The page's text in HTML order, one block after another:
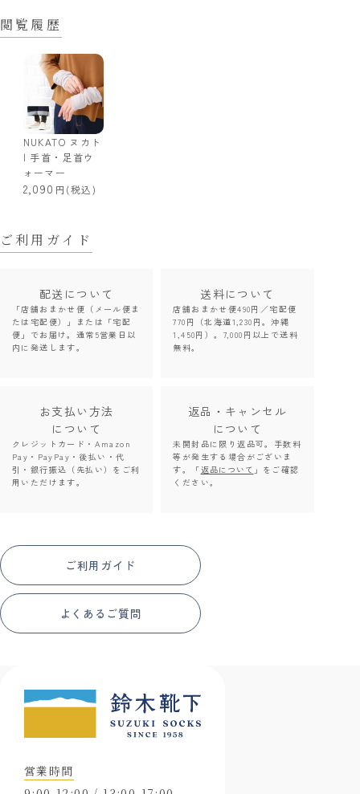
閲覧履歴
NUKATO ヌカト
| 手首・足首ウ
ォーマー
2,090 (税込)
ご利用ガイド
配送について
「店舗おまかせ便（メール便ま
たは宅配便）」または「宅配
便」でお届け。通常5営業日以
内に発送します。
送料について
店舗おまかせ便490円／宅配便
770円（北海道1,230円。沖縄
1,450円）。7,000円以上で送料
無料。
お支払い方法
について
クレジットカード・Amazon
Pay・PayPay・後払い・代
引・銀行振込（先払い）をご利
用いただけます。
返品・キャンセル
について
未開封品に限り返品可。手数料
等が発生する場合がございま
す。「返品について 」をご確認
ください。
ご利用ガイド
よくあるご質問
営業時間